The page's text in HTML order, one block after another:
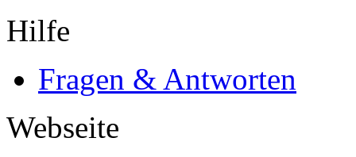
Hilfe
Fragen & Antworten
Webseite